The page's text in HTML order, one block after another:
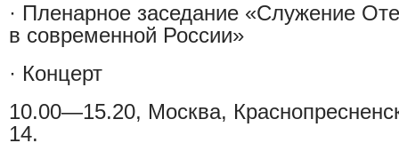
· Пленарное заседание «Служение
в современной России»
· Концерт
10.00—15.20, Москва,
14.